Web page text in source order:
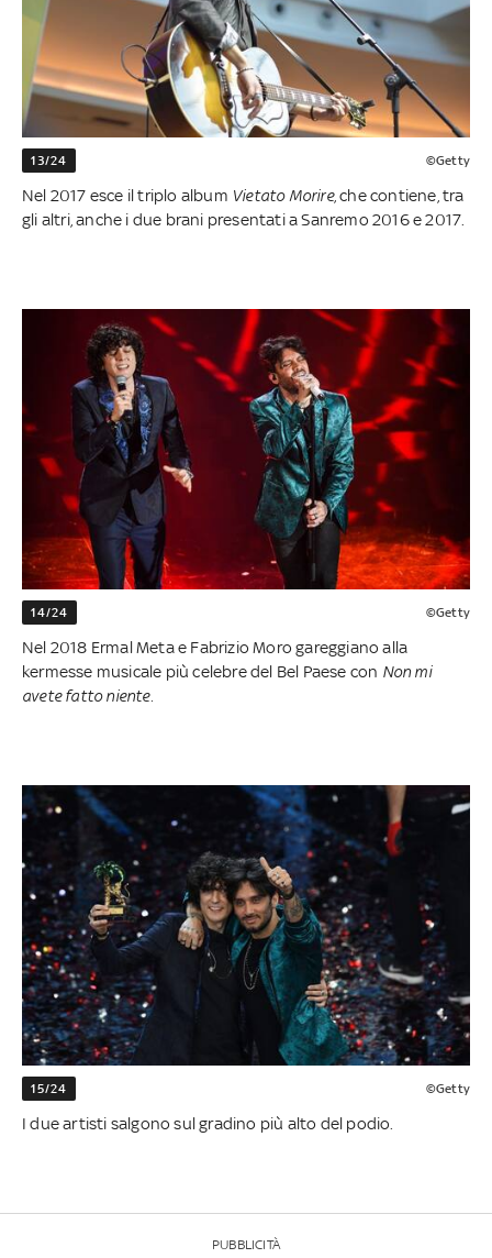
13/24 ©Getty
Nel 2017 esce il triplo album Vietato Morire, che contiene, tra
gli altri, anche i due brani presentati a Sanremo 2016 e 2017.
14/24 ©Getty
Nel 2018 Ermal Meta e Fabrizio Moro gareggiano alla
kermesse musicale più celebre del Bel Paese con Non mi
avete fatto niente.
15/24 ©Getty
I due artisti salgono sul gradino più alto del podio.
PUBBLICITÀ